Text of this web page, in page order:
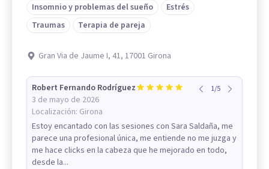
Insomnio y problemas del sueño
Estrés
Traumas
Terapia de pareja
Gran Via de Jaume I, 41, 17001 Girona
Robert Fernando Rodríguez
3 de mayo de 2026
Localización: Girona
1/5
Estoy encantado con las sesiones con Sara Saldaña, me
parece una profesional única, me entiende no me juzga y
me hace clicks en la cabeza que he mejorado en todo,
desde la...